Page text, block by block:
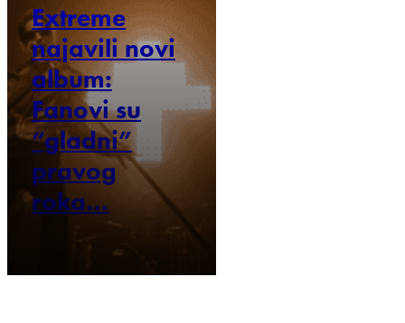
Extreme
najavili novi
album:
Fanovi su
“gladni”
pravog
roka…